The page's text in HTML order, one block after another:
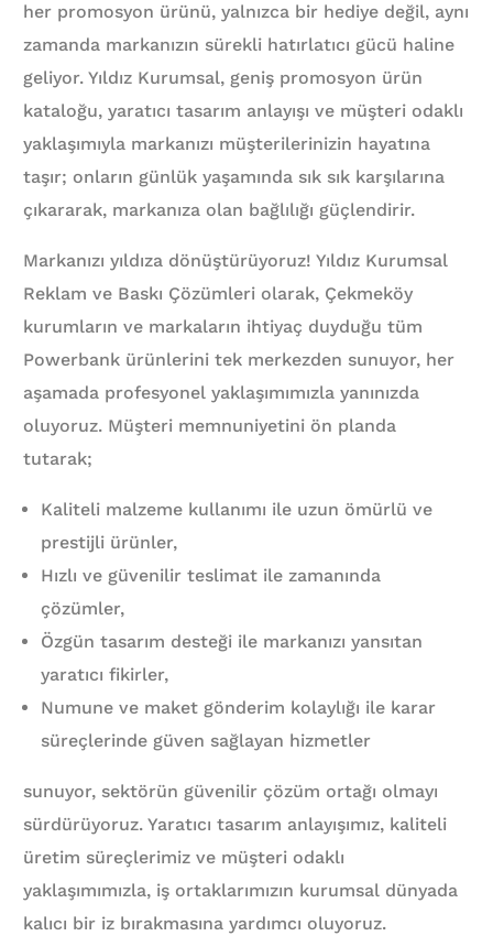
her promosyon ürünü, yalnızca bir hediye değil, aynı
zamanda markanızın sürekli hatırlatıcı gücü haline
geliyor. Yıldız Kurumsal, geniş promosyon ürün
kataloğu, yaratıcı tasarım anlayışı ve müşteri odaklı
yaklaşımıyla markanızı müşterilerinizin hayatına
taşır; onların günlük yaşamında sık sık karşılarına
çıkararak, markanıza olan bağlılığı güçlendirir.
Markanızı yıldıza dönüştürüyoruz! Yıldız Kurumsal
Reklam ve Baskı Çözümleri olarak, Çekmeköy
kurumların ve markaların ihtiyaç duyduğu tüm
Powerbank ürünlerini tek merkezden sunuyor, her
aşamada profesyonel yaklaşımımızla yanınızda
oluyoruz. Müşteri memnuniyetini ön planda
tutarak;
Kaliteli malzeme kullanımı ile uzun ömürlü ve
prestijli ürünler,
Hızlı ve güvenilir teslimat ile zamanında
çözümler,
Özgün tasarım desteği ile markanızı yansıtan
yaratıcı fikirler,
Numune ve maket gönderim kolaylığı ile karar
süreçlerinde güven sağlayan hizmetler
sunuyor, sektörün güvenilir çözüm ortağı olmayı
sürdürüyoruz. Yaratıcı tasarım anlayışımız, kaliteli
üretim süreçlerimiz ve müşteri odaklı
yaklaşımımızla, iş ortaklarımızın kurumsal dünyada
kalıcı bir iz bırakmasına yardımcı oluyoruz.